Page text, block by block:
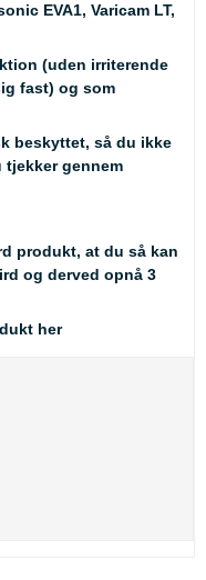
EVA1, Varicam LT,
(uden irriterende
fast) og som
beskyttet, så du ikke
tjekker gennem
produkt, at du så kan
og derved opnå 3
her